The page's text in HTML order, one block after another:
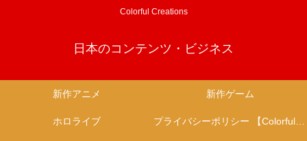
Colorful Creations
日本のコンテンツ・ビジネス
新作アニメ 新作ゲーム
ホロライブ プライバシーポリシー 【Colorful Creation】